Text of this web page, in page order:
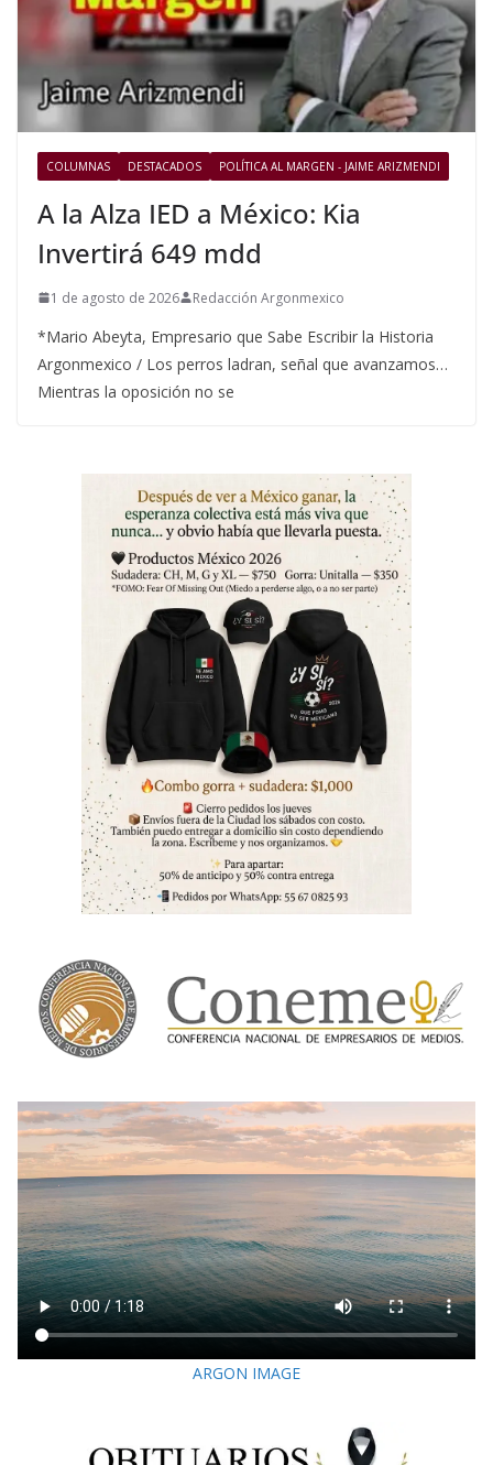
COLUMNAS DESTACADOS POLÍTICA AL MARGEN - JAIME ARIZMENDI
A la Alza IED a México: Kia
Invertirá 649 mdd
1 de agosto de 2026 Redacción Argonmexico
*Mario Abeyta, Empresario que Sabe Escribir la Historia
Argonmexico / Los perros ladran, señal que avanzamos…
Mientras la oposición no se
ARGON IMAGE